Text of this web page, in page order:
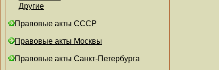
Другие
Правовые акты СССР
Правовые акты Москвы
Правовые акты Санкт-Петербурга